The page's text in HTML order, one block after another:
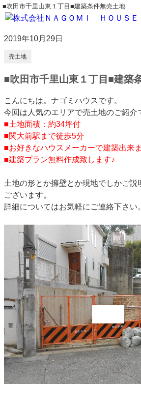
■吹田市千里山東１丁目■建築条件無売土地
2019年10月29日
売土地
■吹田市千里山東１丁目■建築
こんにちは。ナゴミハウスです。
今回は人気のエリアで売土地のご紹介
■土地面積：約34坪付
■関大前駅まで徒歩5分
■お好きなハウスメーカーで建築出来
■建築プラン無料作成致します♪
土地の形とか擁壁とか現地でしかご説
ございます。
詳細についてはお気軽にご連絡下さい。